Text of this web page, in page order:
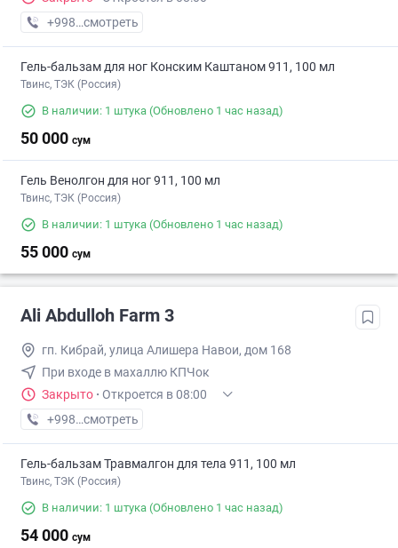
+998 (55) XXX-XX-XX
смотреть
Гель-бальзам для ног Конским Каштаном 911, 100 мл
Твинс, ТЭК (Россия)
В наличии: 1 штука (Обновлено 1 час назад)
50 000 сум
Гель Венолгон для ног 911, 100 мл
Твинс, ТЭК (Россия)
В наличии: 1 штука (Обновлено 1 час назад)
55 000 сум
Ali Abdulloh Farm 3
гп. Кибрай, улица Алишера Навои, дом 168
При входе в махаллю КПЧок
Закрыто · Откроется в 08:00
+998 (93) XXX-XX-XX
смотреть
Гель-бальзам Травмалгон для тела 911, 100 мл
Твинс, ТЭК (Россия)
В наличии: 1 штука (Обновлено 1 час назад)
54 000 сум